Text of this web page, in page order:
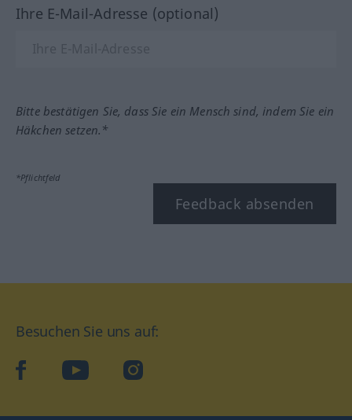
Ihre E-Mail-Adresse (optional)
Bitte bestätigen Sie, dass Sie ein Mensch sind, indem Sie ein
Häkchen setzen.*
*Pflichtfeld
Feedback absenden
Besuchen Sie uns auf:
facebookYouTube Instagram